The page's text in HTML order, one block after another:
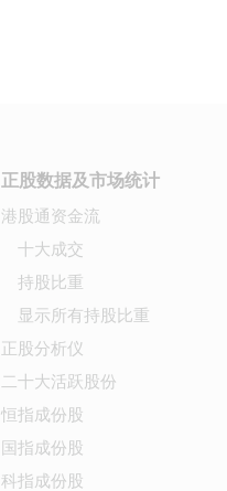
正股数据及市场统计
港股通资金流
十大成交
持股比重
显示所有持股比重
正股分析仪
二十大活跃股份
恒指成份股
国指成份股
科指成份股